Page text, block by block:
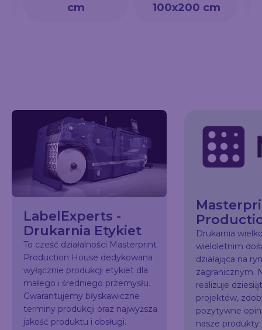
cm
100x200 cm
LabelExperts -
Drukarnia Etykiet
To cześć działalności Masterprint
Production House dedykowana
wyłącznie produkcji etykiet dla
małego i średniego przemysłu.
Gwarantujemy błyskawiczne
terminy produkcji oraz najwyższa
jakość produktu i obsługi.
Drukarnia
wieloletnim
działająca na
zagranicznym.
realizuje
projektów,
pozytywne
nasze